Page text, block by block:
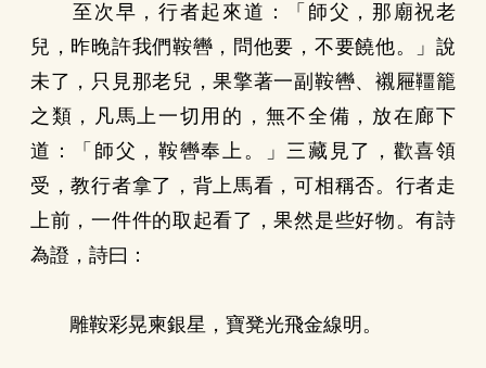
至次早，行者起來道：「師父，那廟祝老
兒，昨晚許我們鞍轡，問他要，不要饒他。」說
未了，只見那老兒，果擎著一副鞍轡、襯屜韁籠
之類，凡馬上一切用的，無不全備，放在廊下
道：「師父，鞍轡奉上。」三藏見了，歡喜領
受，教行者拿了，背上馬看，可相稱否。行者走
上前，一件件的取起看了，果然是些好物。有詩
為證，詩曰：
雕鞍彩晃柬銀星，寶凳光飛金線明。